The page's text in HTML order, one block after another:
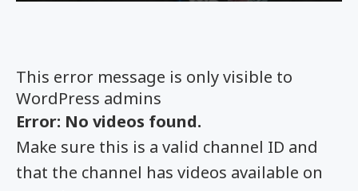
This error message is only visible to
WordPress admins
Error: No videos found.
Make sure this is a valid channel ID and
that the channel has videos available on